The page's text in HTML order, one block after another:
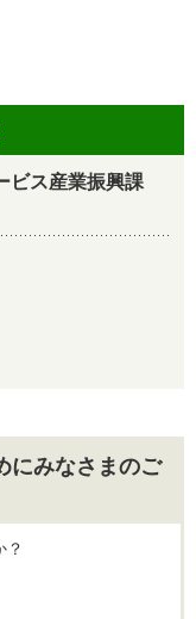
ビス産業振興課
にみなさまのご
？